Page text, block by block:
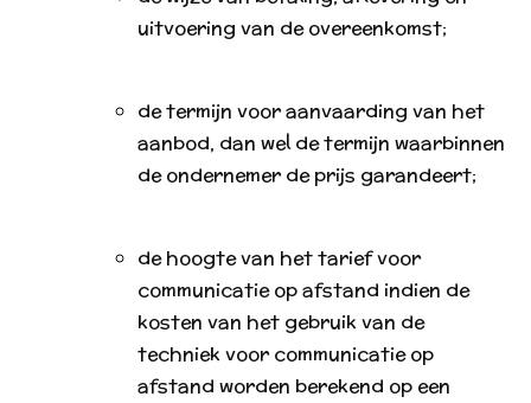
uitvoering van de overeenkomst;
de termijn voor aanvaarding van het
aanbod, dan wel de termijn waarbinnen
de ondernemer de prijs garandeert;
de hoogte van het tarief voor
communicatie op afstand indien de
kosten van het gebruik van de
techniek voor communicatie op
afstand worden berekend op een